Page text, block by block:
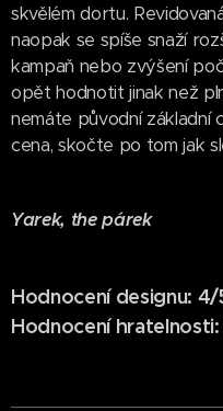
skvělém dortu.
naopak se spíše snaží
kampaň nebo zvýšení
opět hodnotit jinak než
nemáte původní základní
cena, skočte po tom jak
Yarek, the párek
Hodnocení designu: 4/
Hodnocení